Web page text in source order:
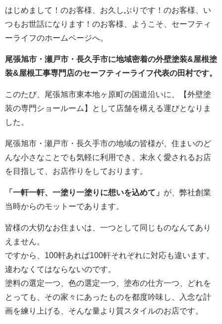
はじめまして！のお客様、お久しぶりです！のお客様、い
つもお世話になります！のお客様、ようこそ、セーフティ
ーライフのホームページへ。
尾張旭市・瀬戸市・長久手市に地域密着の外壁塗装&屋根塗
装&屋根工事専門店のセーフティーライフ代表の田村です。
このたび、尾張旭市東本地ヶ原町の国道沿いに、【外壁塗
装の専門ショールーム】として店舗を構える運びとなりま
した。
尾張旭市・瀬戸市・長久手市の地域の皆様が、住まいのど
んな小さなことでも気軽に利用でき、末永く愛されるお店
を目指して、お店作りをしております。
「一軒一軒、一塗り一塗りに想いを込めて」 が、弊社創業
当時からのモットーであります。
皆様の大切なお住まいは、一つとして同じものなんてあり
えません。
ですから、100軒あれば100軒それぞれに対応も違います。
違わなくてはならないのです。
塗料の選定一つ、色の選定一つ、塗布の仕方一つ、どれを
とっても、その家々にあったものを都度吟味し、入念な計
画を練り上げる、そんな量より質スタイルのお店です。